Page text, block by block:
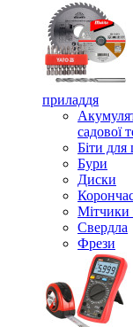
приладдя
садової
Біти для
Бури
Диски
Мітчики
Свердла
Фрези